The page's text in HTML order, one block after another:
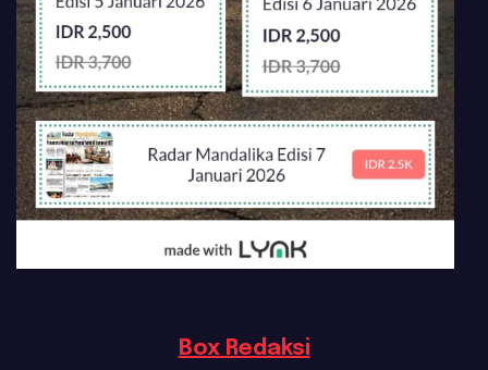
Box Redaksi